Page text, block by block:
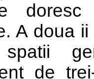
doresc
A doua
de